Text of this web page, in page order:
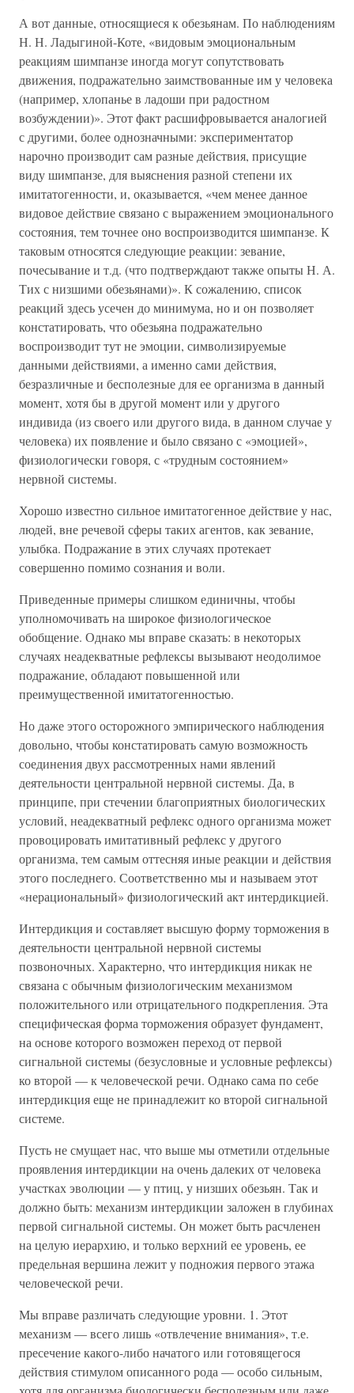
А вот данные, относящиеся к обезьянам. По наблюдениям
Н. Н. Ладыгиной-Коте, «видовым эмоциональным
реакциям шимпанзе иногда могут сопутствовать
движения, подражательно заимствованные им у человека
(например, хлопанье в ладоши при радостном
возбуждении)». Этот факт расшифровывается аналогией
с другими, более однозначными: экспериментатор
нарочно производит сам разные действия, присущие
виду шимпанзе, для выяснения разной степени их
имитатогенности, и, оказывается, «чем менее данное
видовое действие связано с выражением эмоционального
состояния, тем точнее оно воспроизводится шимпанзе. К
таковым относятся следующие реакции: зевание,
почесывание и т.д. (что подтверждают также опыты Н. А.
Тих с низшими обезьянами)». К сожалению, список
реакций здесь усечен до минимума, но и он позволяет
констатировать, что обезьяна подражательно
воспроизводит тут не эмоции, символизируемые
данными действиями, а именно сами действия,
безразличные и бесполезные для ее организма в данный
момент, хотя бы в другой момент или у другого
индивида (из своего или другого вида, в данном случае у
человека) их появление и было связано с «эмоцией»,
физиологически говоря, с «трудным состоянием»
нервной системы.
Хорошо известно сильное имитатогенное действие у нас,
людей, вне речевой сферы таких агентов, как зевание,
улыбка. Подражание в этих случаях протекает
совершенно помимо сознания и воли.
Приведенные примеры слишком единичны, чтобы
уполномочивать на широкое физиологическое
обобщение. Однако мы вправе сказать: в некоторых
случаях неадекватные рефлексы вызывают неодолимое
подражание, обладают повышенной или
преимущественной имитатогенностью.
Но даже этого осторожного эмпирического наблюдения
довольно, чтобы констатировать самую возможность
соединения двух рассмотренных нами явлений
деятельности центральной нервной системы. Да, в
принципе, при стечении благоприятных биологических
условий, неадекватный рефлекс одного организма может
провоцировать имитативный рефлекс у другого
организма, тем самым оттесняя иные реакции и действия
этого последнего. Соответственно мы и называем этот
«нерациональный» физиологический акт интердикцией.
Интердикция и составляет высшую форму торможения в
деятельности центральной нервной системы
позвоночных. Характерно, что интердикция никак не
связана с обычным физиологическим механизмом
положительного или отрицательного подкрепления. Эта
специфическая форма торможения образует фундамент,
на основе которого возможен переход от первой
сигнальной системы (безусловные и условные рефлексы)
ко второй — к человеческой речи. Однако сама по себе
интердикция еще не принадлежит ко второй сигнальной
системе.
Пусть не смущает нас, что выше мы отметили отдельные
проявления интердикции на очень далеких от человека
участках эволюции — у птиц, у низших обезьян. Так и
должно быть: механизм интердикции заложен в глубинах
первой сигнальной системы. Он может быть расчленен
на целую иерархию, и только верхний ее уровень, ее
предельная вершина лежит у подножия первого этажа
человеческой речи.
Мы вправе различать следующие уровни. 1. Этот
механизм — всего лишь «отвлечение внимания», т.е.
пресечение какого-либо начатого или готовящегося
действия стимулом описанного рода — особо сильным,